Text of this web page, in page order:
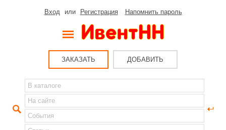
Вход или Регистрация Напомнить пароль
ЗАКАЗАТЬ ДОБАВИТЬ